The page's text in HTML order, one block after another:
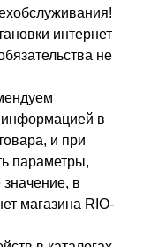
интернет
не
информацией в
и при
параметры,
в
магазина RIO-